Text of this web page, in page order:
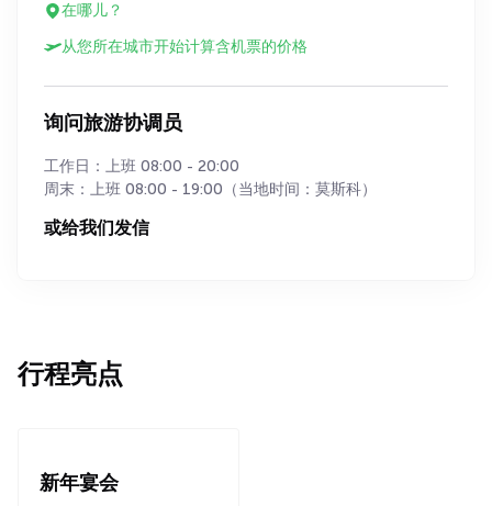
在哪儿？
从您所在城市开始计算含机票的价格
询问旅游协调员
工作日：上班 08:00 - 20:00
周末：上班 08:00 - 19:00（当地时间：莫斯科）
或给我们发信
行程亮点
新年宴会